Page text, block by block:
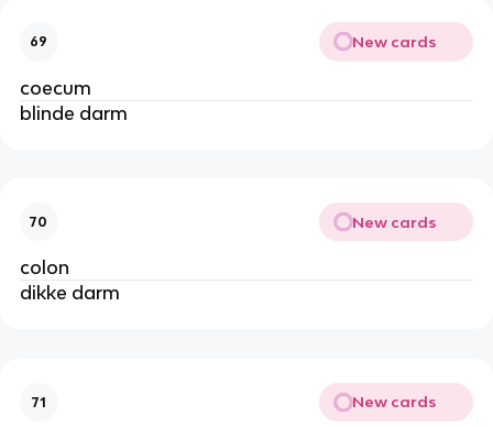
69 New cards
coecum
blinde darm
70 New cards
colon
dikke darm
71 New cards